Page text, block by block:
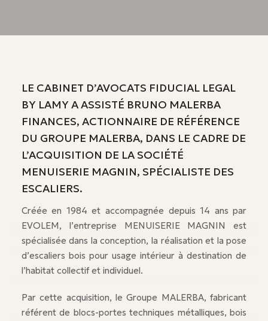
LE CABINET D’AVOCATS FIDUCIAL LEGAL
BY LAMY A ASSISTÉ BRUNO MALERBA
FINANCES, ACTIONNAIRE DE RÉFÉRENCE
DU GROUPE MALERBA, DANS LE CADRE DE
L’ACQUISITION DE LA SOCIÉTÉ
MENUISERIE MAGNIN, SPÉCIALISTE DES
ESCALIERS.
Créée en 1984 et accompagnée depuis 14 ans par
EVOLEM, l’entreprise MENUISERIE MAGNIN est
spécialisée dans la conception, la réalisation et la pose
d’escaliers bois pour usage intérieur à destination de
l’habitat collectif et individuel.
Par cette acquisition, le Groupe MALERBA, fabricant
référent de blocs-portes techniques métalliques, bois